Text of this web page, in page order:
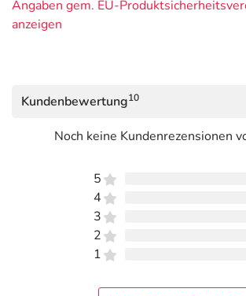
Angaben gem. EU-
anzeigen
Kundenbewertung10
Noch keine Kundenrezensionen
5
4
3
2
1